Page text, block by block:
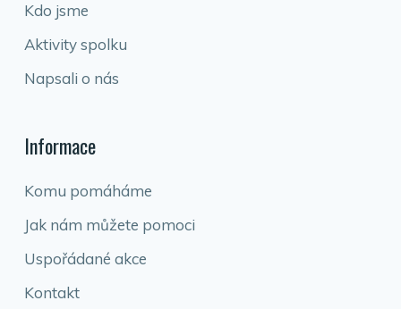
Kdo jsme
Aktivity spolku
Napsali o nás
Informace
Komu pomáháme
Jak nám můžete pomoci
Uspořádané akce
Kontakt